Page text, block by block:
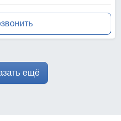
ещё